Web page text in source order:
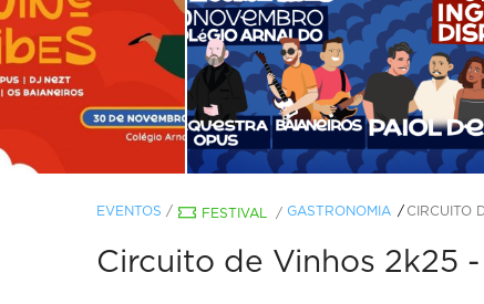
EVENTOS / FESTIVAL / GASTRONOMIA CIRCUITO
Circuito de Vinhos 2k25